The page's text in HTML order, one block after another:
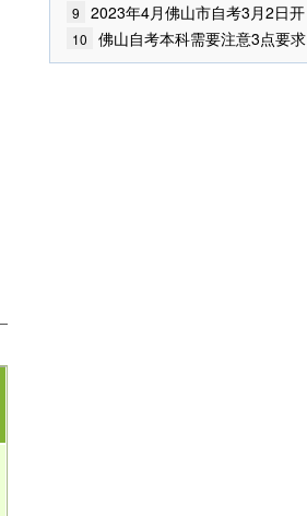
9
2023年4月佛山市自考3月2日开
始报考！
10 佛山自考本科需要注意3点要求